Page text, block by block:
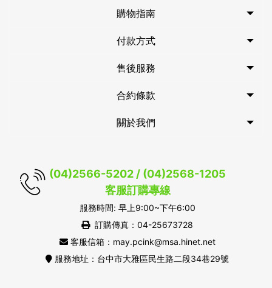
購物指南
付款方式
售後服務
合約條款
關於我們
(04)2566-5202 / (04)2568-1205
客服訂購專線
服務時間: 早上9:00~下午6:00
訂購傳真：04-25673728
客服信箱：may.pcink@msa.hinet.net
服務地址：台中市大雅區民生路二段34巷29號